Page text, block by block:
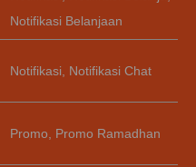
Notifikasi Belanjaan
Notifikasi, Notifikasi Chat
Promo, Promo Ramadhan